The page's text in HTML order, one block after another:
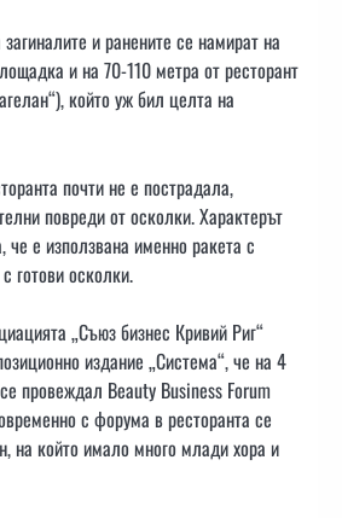
и ранените се намират на
и на 70-110 метра от ресторант
който уж бил целта на
почти не е пострадала,
повреди от осколки. Характерът
че е използвана именно ракета с
готови осколки.
„Съюз бизнес Кривий Риг“
издание „Система“, че на 4
провеждал Beauty Business Forum
с форума в ресторанта се
на който имало много млади хора и